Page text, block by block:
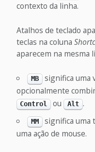
contexto da linha.
Atalhos de teclado
teclas na coluna
aparecem na mesma
MB significa uma
opcionalmente
Control ou Alt .
MM significa uma
uma ação de mouse.